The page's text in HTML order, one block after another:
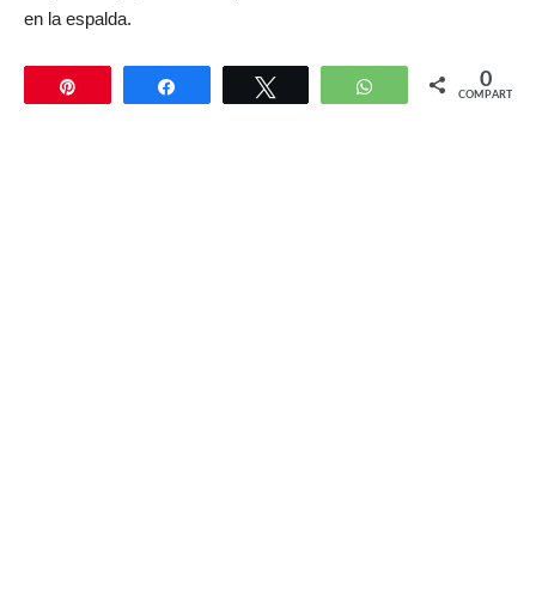
en la espalda.
Compartir WhatsApp 0
COMPARTIR